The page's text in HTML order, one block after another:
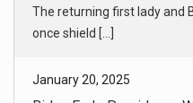
“We’re not leaving the
members of his s [...]
January 20, 2025